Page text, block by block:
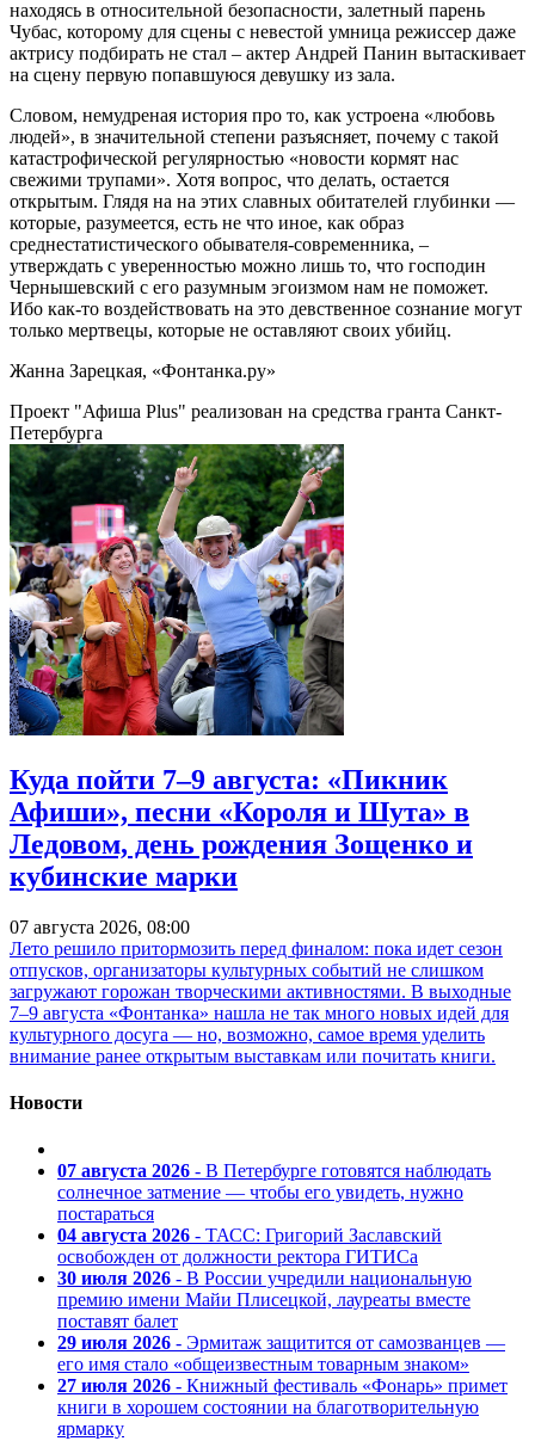
находясь в относительной безопасности, залетный парень
Чубас, которому для сцены с невестой умница режиссер даже
актрису подбирать не стал – актер Андрей Панин вытаскивает
на сцену первую попавшуюся девушку из зала.
Словом, немудреная история про то, как устроена «любовь
людей», в значительной степени разъясняет, почему с такой
катастрофической регулярностью «новости кормят нас
свежими трупами». Хотя вопрос, что делать, остается
открытым. Глядя на на этих славных обитателей глубинки —
которые, разумеется, есть не что иное, как образ
среднестатистического обывателя-современника, –
утверждать с уверенностью можно лишь то, что господин
Чернышевский с его разумным эгоизмом нам не поможет.
Ибо как-то воздействовать на это девственное сознание могут
только мертвецы, которые не оставляют своих убийц.
Жанна Зарецкая, «Фонтанка.ру»
Проект "Афиша Plus" реализован на средства гранта Санкт-
Петербурга
Куда пойти 7–9 августа: «Пикник
Афиши», песни «Короля и Шута» в
Ледовом, день рождения Зощенко и
кубинские марки
07 августа 2026, 08:00
Лето решило притормозить перед финалом: пока идет сезон
отпусков, организаторы культурных событий не слишком
загружают горожан творческими активностями. В выходные
7–9 августа «Фонтанка» нашла не так много новых идей для
культурного досуга — но, возможно, самое время уделить
внимание ранее открытым выставкам или почитать книги.
Новости
07 августа 2026 - В Петербурге готовятся наблюдать
солнечное затмение — чтобы его увидеть, нужно
постараться
04 августа 2026 - ТАСС: Григорий Заславский
освобожден от должности ректора ГИТИСа
30 июля 2026 - В России учредили национальную
премию имени Майи Плисецкой, лауреаты вместе
поставят балет
29 июля 2026 - Эрмитаж защитится от самозванцев —
его имя стало «общеизвестным товарным знаком»
27 июля 2026 - Книжный фестиваль «Фонарь» примет
книги в хорошем состоянии на благотворительную
ярмарку